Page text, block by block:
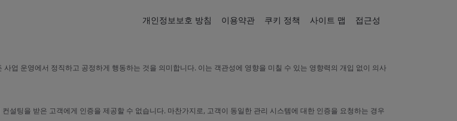
개인정보보호 방침 이용약관 쿠키 정책 사이트 맵 접근성
업 운영에서 정직하고 공정하게 행동하는 것을 의미합니다. 이는 객관성에 영향을 미칠 수 있는 영향력의 개입 없이 의사
설팅을 받은 고객에게 인증을 제공할 수 없습니다. 마찬가지로, 고객이 동일한 관리 시스템에 대한 인증을 요청하는 경우